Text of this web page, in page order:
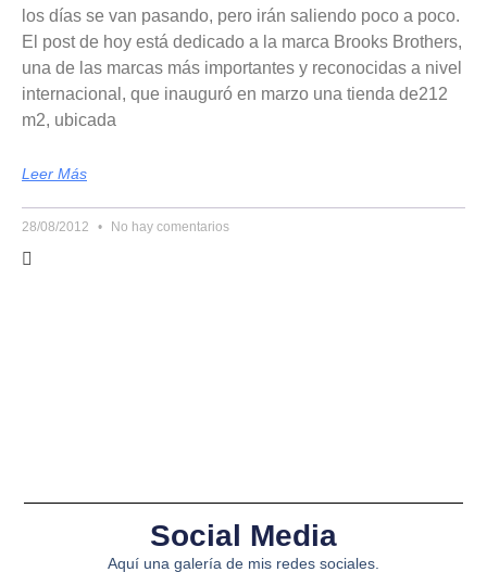
los días se van pasando, pero irán saliendo poco a poco.
El post de hoy está dedicado a la marca Brooks Brothers,
una de las marcas más importantes y reconocidas a nivel
internacional, que inauguró en marzo una tienda de212
m2, ubicada
Leer Más
28/08/2012 No hay comentarios
Social Media
Aquí una galería de mis redes sociales.